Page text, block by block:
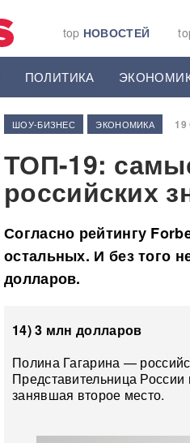
top НОВОСТЕЙ
ПОЛИТИКА
ШОУ-БИЗНЕС ЭКОНОМИКА
ТОП-19:
российских
Согласно рейтингу
остальных. И без того
долларов.
14) 3 млн долларов
Полина Гагарина —
Представительница
занявшая второе место.